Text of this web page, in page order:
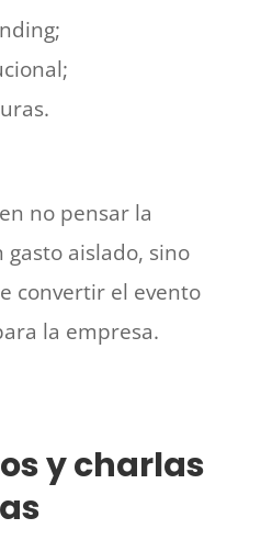
no pensar la
aislado, sino
convertir el evento
la empresa.
y charlas